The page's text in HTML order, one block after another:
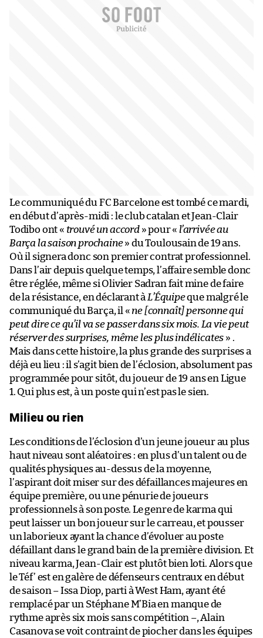
Le communiqué du FC Barcelone est tombé ce mardi,
en début d’après-midi : le club catalan et Jean-Clair
Todibo ont « trouvé un accord» pour « l’arrivée au
Barça la saison prochaine» du Toulousain de 19 ans.
Où il signera donc son premier contrat professionnel.
Dans l’air depuis quelque temps, l’affaire semble donc
être réglée, même si Olivier Sadran fait mine de faire
de la résistance, en déclarant à L’Équipeque malgré le
communiqué du Barça, il « ne [connaît] personne qui
peut dire ce qu’il va se passer dans six mois. La vie peut
réserver des surprises, même les plus indélicates » .
Mais dans cette histoire, la plus grande des surprises a
déjà eu lieu : il s’agit bien de l’éclosion, absolument pas
programmée pour sitôt, du joueur de 19 ans en Ligue
1. Qui plus est, à un poste qui n’est pas le sien.
Milieu ou rien
Les conditions de l’éclosion d’un jeune joueur au plus
haut niveau sont aléatoires : en plus d’un talent ou de
qualités physiques au-dessus de la moyenne,
l’aspirant doit miser sur des défaillances majeures en
équipe première, ou une pénurie de joueurs
professionnels à son poste. Le genre de karma qui
peut laisser un bon joueur sur le carreau, et pousser
un laborieux ayant la chance d’évoluer au poste
défaillant dans le grand bain de la première division. Et
niveau karma, Jean-Clair est plutôt bien loti. Alors que
le Téf’ est en galère de défenseurs centraux en début
de saison – Issa Diop, parti à West Ham, ayant été
remplacé par un Stéphane M’Bia en manque de
rythme après six mois sans compétition –, Alain
Casanova se voit contraint de piocher dans les équipes